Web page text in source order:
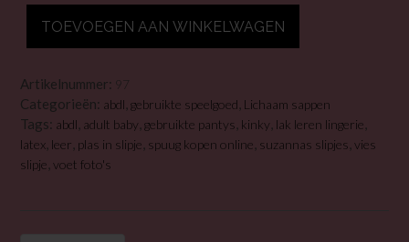
flesje
TOEVOEGEN AAN WINKELWAGEN
Artikelnummer: 97
Categorieën: abdl gebruikte speelgoed Lichaam sappen
Tags: abdl adult baby gebruikte pantys kinky lak leren lingerie
latex leer plas in slipje spuug kopen online suzannas slipjes vies
slipje voet foto's